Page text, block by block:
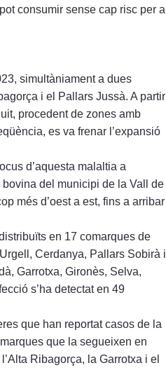
consumir sense cap risc per a
simultàniament a dues
i el Pallars Jussà. A partir
procedent de zones amb
es va frenar l’expansió
d’aquesta malaltia a
del municipi de la Vall de
més d’oest a est, fins a arribar
en 17 comarques de
Cerdanya, Pallars Sobirà i
Garrotxa, Gironès, Selva,
s’ha detectat en 49
que han reportat casos de la
que la segueixen en
Ribagorça, la Garrotxa i el